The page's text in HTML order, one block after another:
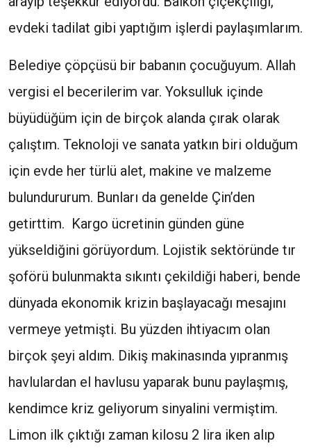
evdeki tadilat gibi yaptığım işlerdi paylaşımlarım.
Belediye çöpçüsü bir babanın çocuğuyum. Allah
vergisi el becerilerim var. Yoksulluk içinde
büyüdüğüm için de birçok alanda çırak olarak
çalıştım. Teknoloji ve sanata yatkın biri olduğum
için evde her türlü alet, makine ve malzeme
bulundururum. Bunları da genelde Çin’den
getirttim. Kargo ücretinin günden güne
yükseldiğini görüyordum. Lojistik sektöründe tır
şoförü bulunmakta sıkıntı çekildiği haberi, bende
dünyada ekonomik krizin başlayacağı mesajını
vermeye yetmişti. Bu yüzden ihtiyacım olan
birçok şeyi aldım. Dikiş makinasında yıpranmış
havlulardan el havlusu yaparak bunu paylaşmış,
kendimce kriz geliyorum sinyalini vermiştim.
Limon ilk çıktığı zaman kilosu 2 lira iken alıp